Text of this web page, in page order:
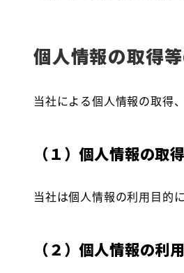
個人情報の取得
当社による個人情報の取得
（１）個人情報の取得
当社は個人情報の利用目的
（２）個人情報の利